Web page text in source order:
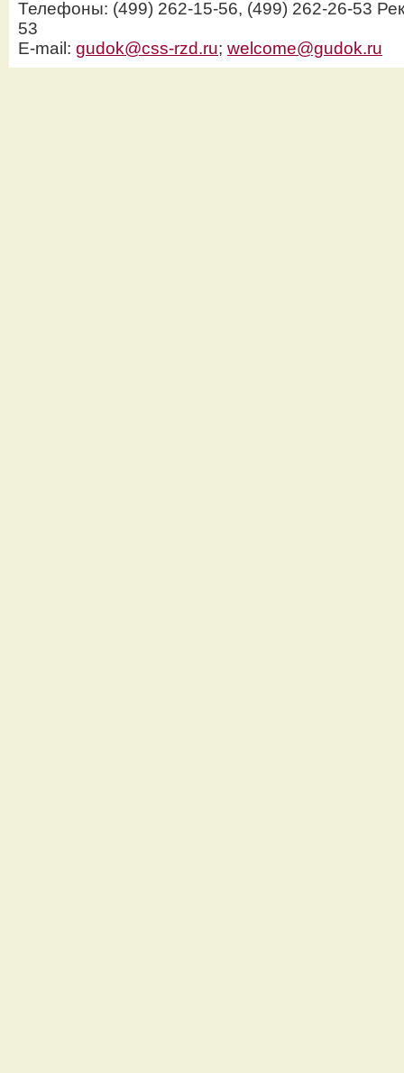
Телефоны: (499) 262-15-56, (499) 262-26-53
53
E-mail: gudok@css-rzd.ru; welcome@gudok.ru